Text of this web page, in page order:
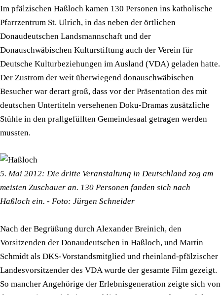
Im pfälzischen Haßloch kamen 130 Personen ins katholische
Pfarrzentrum St. Ulrich, in das neben der örtlichen
Donaudeutschen Landsmannschaft und der
Donauschwäbischen Kulturstiftung auch der Verein für
Deutsche Kulturbeziehungen im Ausland (VDA) geladen hatte.
Der Zustrom der weit überwiegend donauschwäbischen
Besucher war derart groß, dass vor der Präsentation des mit
deutschen Untertiteln versehenen Doku-Dramas zusätzliche
Stühle in den prallgefüllten Gemeindesaal getragen werden
mussten.
5. Mai 2012: Die dritte Veranstaltung in Deutschland zog am
meisten Zuschauer an. 130 Personen fanden sich nach
Haßloch ein. - Foto: Jürgen Schneider
Nach der Begrüßung durch Alexander Breinich, den
Vorsitzenden der Donaudeutschen in Haßloch, und Martin
Schmidt als DKS-Vorstandsmitglied und rheinland-pfälzischer
Landesvorsitzender des VDA wurde der gesamte Film gezeigt.
So mancher Angehörige der Erlebnisgeneration zeigte sich von